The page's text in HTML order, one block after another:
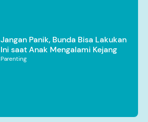
Jangan Panik, Bunda Bisa Lakukan
Ini saat Anak Mengalami Kejang
Parenting